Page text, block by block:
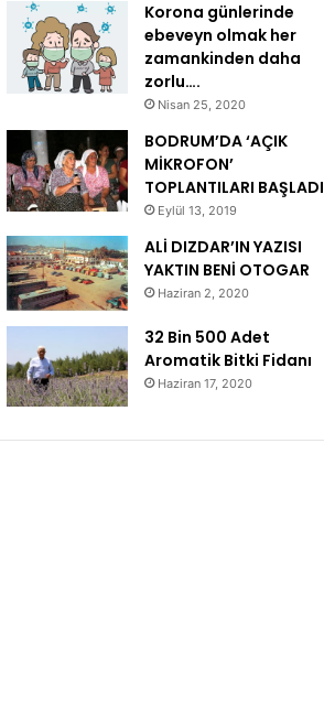
Korona günlerinde
ebeveyn olmak her
zamankinden daha
zorlu….
Nisan 25, 2020
BODRUM’DA ‘AÇIK
MİKROFON’
TOPLANTILARI BAŞLADI
Eylül 13, 2019
ALİ DIZDAR’IN YAZISI
YAKTIN BENİ OTOGAR
Haziran 2, 2020
32 Bin 500 Adet
Aromatik Bitki Fidanı
Haziran 17, 2020